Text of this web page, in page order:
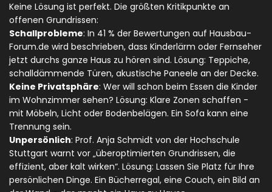
Keine Lösung ist perfekt. Die größten Kritikpunkte an
offenen Grundrissen:
Schallprobleme: In 41 % der Bewertungen auf Hausbau-
Forum.de wird beschrieben, dass Kinderlärm oder Fernseher
jetzt durchs ganze Haus zu hören sind. Lösung: Teppiche,
schalldämmende Türen, akustische Paneele an der Decke.
Keine Privatsphäre: Wer will schon beim Essen die Kinder
im Wohnzimmer sehen? Lösung: Klare Zonen schaffen -
mit Möbeln, Licht oder Bodenbelägen. Ein Sofa kann eine
Trennung sein.
Unpersönlich: Prof. Anja Schmidt von der Hochschule
Stuttgart warnt vor „überoptimierten Grundrissen, die
effizient, aber kalt wirken“. Lösung: Lassen Sie Platz für Ihre
persönlichen Dinge. Ein Bücherregal, eine Couch, ein Bild an